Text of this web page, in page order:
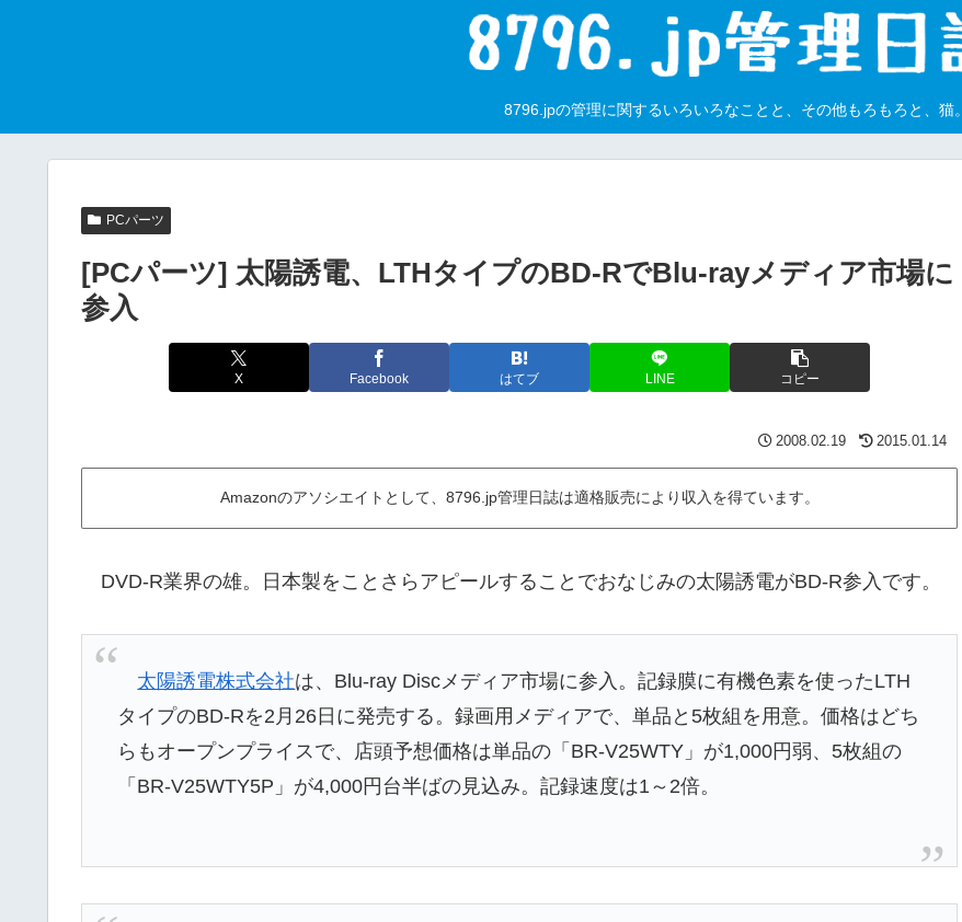
8796.jpの管理に関するいろいろなことと、その他もろもろと、猫。
PCパーツ
[PCパーツ] 太陽誘電、LTHタイプのBD-RでBlu-rayメディア市場に
参入
X Facebook はてブ LINE コピー
2008.02.19 2015.01.14
Amazonのアソシエイトとして、8796.jp管理日誌は適格販売により収入を得ています。
DVD-R業界の雄。日本製をことさらアピールすることでおなじみの太陽誘電がBD-R参入です。
太陽誘電株式会社は、Blu-ray Discメディア市場に参入。記録膜に有機色素を使ったLTH
タイプのBD-Rを2月26日に発売する。録画用メディアで、単品と5枚組を用意。価格はどち
らもオープンプライスで、店頭予想価格は単品の「BR-V25WTY」が1,000円弱、5枚組の
「BR-V25WTY5P」が4,000円台半ばの見込み。記録速度は1～2倍。